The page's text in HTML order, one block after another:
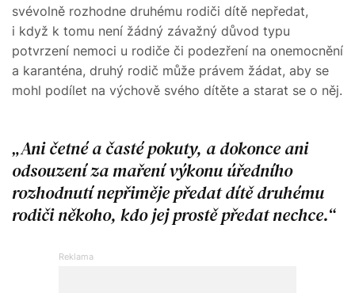
svévolně rozhodne druhému rodiči dítě nepředat,
i když k tomu není žádný závažný důvod typu
potvrzení nemoci u rodiče či podezření na onemocnění
a karanténa, druhý rodič může právem žádat, aby se
mohl podílet na výchově svého dítěte a starat se o něj.
Ani četné a časté pokuty, a dokonce ani
odsouzení za maření výkonu úředního
rozhodnutí nepřiměje předat dítě druhému
rodiči někoho, kdo jej prostě předat nechce.